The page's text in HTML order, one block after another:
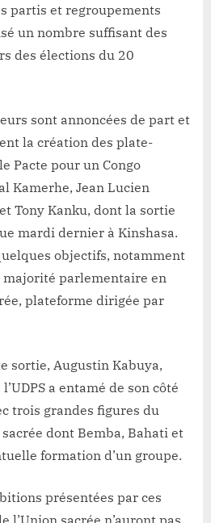
chef
de
l’Etat
qui
veut
voir
premier
ministre»
Nzangi)
partis et regroupements
un nombre suffisant des
des élections du 20
sont annoncées de part et
la création des plate-
Pacte pour un Congo
Kamerhe, Jean Lucien
Tony Kanku, dont la sortie
mardi dernier à Kinshasa.
objectifs, notamment
parlementaire en
plateforme dirigée par
sortie, Augustin Kabuya,
a entamé de son côté
trois grandes figures du
dont Bemba, Bahati et
formation d’un groupe.
présentées par ces